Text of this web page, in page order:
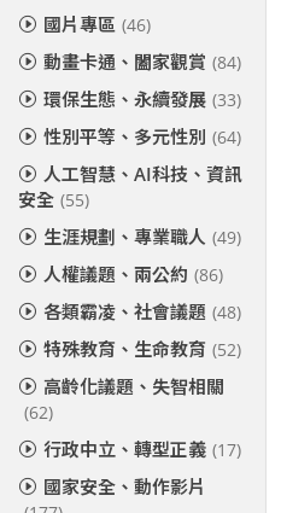
國片專區 (46)
動畫卡通、闔家觀賞 (84)
環保生態、永續發展 (33)
性別平等、多元性別 (64)
人工智慧、AI科技、資訊
安全 (55)
生涯規劃、專業職人 (49)
人權議題、兩公約 (86)
各類霸凌、社會議題 (48)
特殊教育、生命教育 (52)
高齡化議題、失智相關
(62)
行政中立、轉型正義 (17)
國家安全、動作影片